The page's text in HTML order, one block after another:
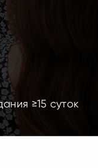
≥15 суток